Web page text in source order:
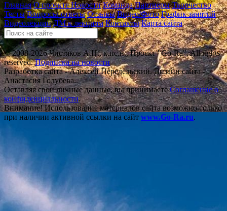
Главная О проектеНовости Команда Партнеры Творчество
Тесты Вопросы-ответы Отзывы Видео/Фото График занятий
Видеолекции ДМ к лекциям Контакты Карта сайта
© 2008-2026 Чистяков А.Н., к.пс.н., Проект "Go-Ra". All rights
reserved.Подписка на новости
Разработка сайта - Алексей Передельский. Дизайн сайта -
Анастасия Голубева.
Оставляя свои личные данные, вы принимаетеСоглашение о
конфиденциальности.
Внимание! Использование материалов сайта возможно только
при наличии активной ссылки на сайт www.Go-Ra.ru.